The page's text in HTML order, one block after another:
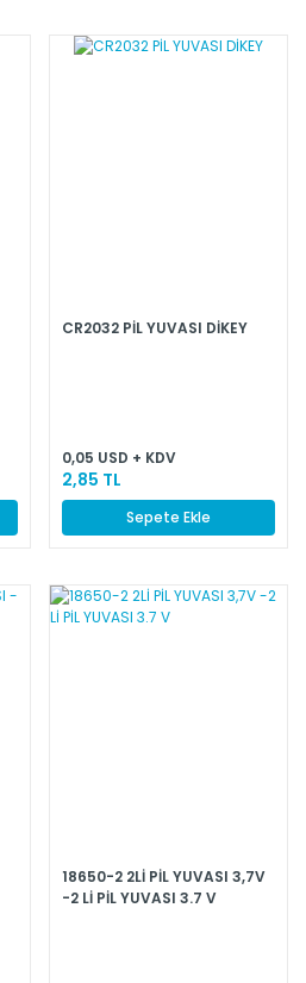
CR2032 PİL YUVASI DİKEY
0,05 USD + KDV
2,85 TL
Sepete Ekle
18650-2 2Lİ PİL YUVASI 3,7V
-2 Lİ PİL YUVASI 3.7 V